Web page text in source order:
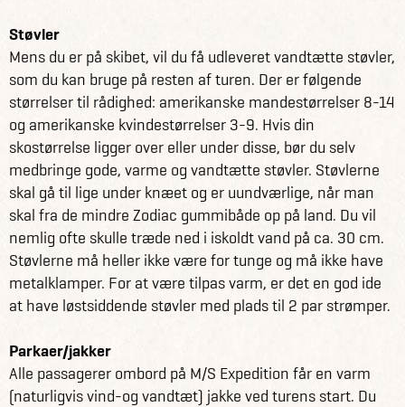
Støvler
Mens du er på skibet, vil du få udleveret vandtætte støvler,
som du kan bruge på resten af turen. Der er følgende
størrelser til rådighed: amerikanske mandestørrelser 8-14
og amerikanske kvindestørrelser 3-9. Hvis din
skostørrelse ligger over eller under disse, bør du selv
medbringe gode, varme og vandtætte støvler. Støvlerne
skal gå til lige under knæet og er uundværlige, når man
skal fra de mindre Zodiac gummibåde op på land. Du vil
nemlig ofte skulle træde ned i iskoldt vand på ca. 30 cm.
Støvlerne må heller ikke være for tunge og må ikke have
metalklamper. For at være tilpas varm, er det en god ide
at have løstsiddende støvler med plads til 2 par strømper.
Parkaer/jakker
Alle passagerer ombord på M/S Expedition får en varm
(naturligvis vind-og vandtæt) jakke ved turens start. Du